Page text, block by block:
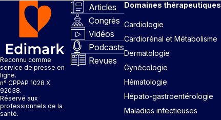
Reconnu comme
service de presse en
ligne.
n° CPPAP 1028 X
92038.
Réservé aux
professionnels de la
santé.
Articles
Congrès
Vidéos
Podcasts
Revues
Domaines thérapeutiques
Cardiologie
Cardiorénal et Métabolisme
Dermatologie
Gynécologie
Hématologie
Hépato-gastroentérologie
Maladies infectieuses